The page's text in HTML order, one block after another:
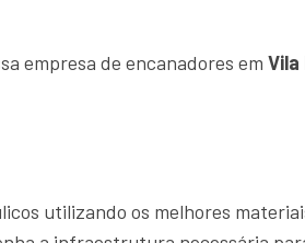
empresa de encanadores em Vila
utilizando os melhores